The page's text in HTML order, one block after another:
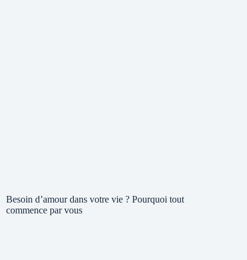
Besoin d’amour dans votre vie ? Pourquoi tout
commence par vous